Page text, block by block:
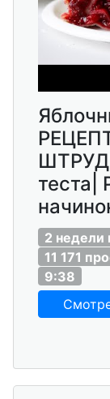
теста|
2 недели
11 171
9:38